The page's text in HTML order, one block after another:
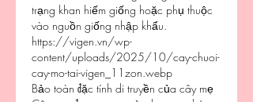
trạng khan hiếm giống hoặc phụ thuộc
vào nguồn giống nhập khẩu.
https://vigen.vn/wp-
content/uploads/2025/10/cay-chuoi-
cay-mo-tai-vigen_11zon.webp
Bảo toàn đặc tính di truyền của cây mẹ